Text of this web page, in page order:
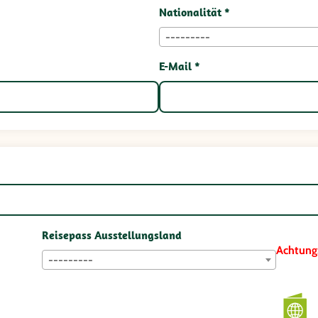
Nationalität *
---------
E-Mail *
Reisepass Ausstellungsland
---------